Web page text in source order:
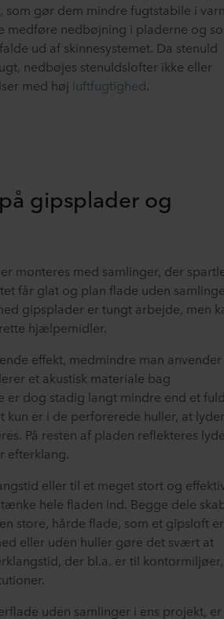
gør dem mindre fugtstabile i
medføre nedbøjning i pladerne og
ud af skinnesystemet. Da stenuld
nedbøjes stenuldslofter ikke eller
med høj luftfugtighed.
gipsplader og
monteres med samlinger, der
får glat og plan flade uden
gipsplader er tungt arbejde, men
hjælpemidler.
effekt, medmindre man anvender
et akustisk materiale bag
er dog stadig langt mindre end et
kun er i de perforerede huller, at
På resten af pladen reflekteres
efterklang.
eller til et meget stort og
hele fladen ind. Begge dele
store, hårde flade, som et gipsloft
eller uden huller gøre det svært at
der bl.a. er til kontormiljøer,
uden samlinger i ens projekt, er